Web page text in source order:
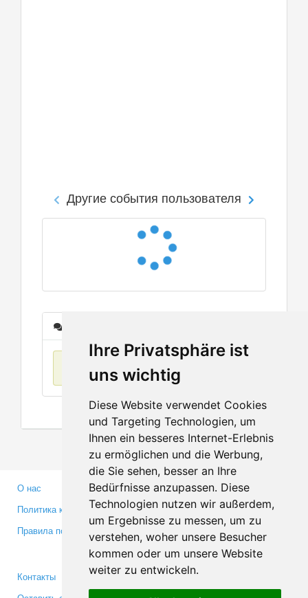
Ihre Privatsphäre ist
uns wichtig
Diese Website verwendet Cookies
und Targeting Technologien, um
Ihnen ein besseres Internet-Erlebnis
zu ermöglichen und die Werbung,
die Sie sehen, besser an Ihre
Bedürfnisse anzupassen. Diese
Technologien nutzen wir außerdem,
um Ergebnisse zu messen, um zu
verstehen, woher unsere Besucher
kommen oder um unsere Website
weiter zu entwickeln.
Другие события пользователя
О нас
Политика конфиденциальности
Правила пользования
Партнерам
Инвесторам
Медиа
Контакты
Facebook